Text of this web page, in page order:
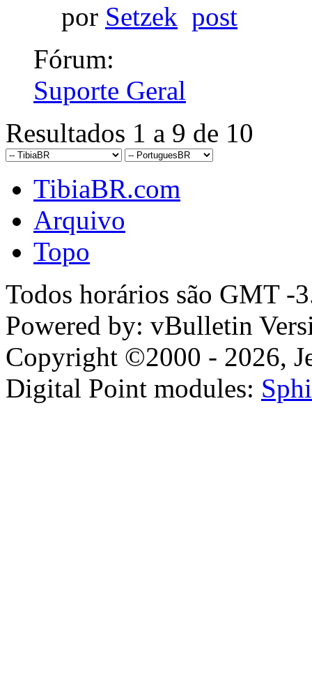
por Setzek
Fórum:
Suporte Geral
Resultados 1 a 9 de 10
TibiaBR.com
Arquivo
Topo
Todos horários são GMT -
Powered by: vBulletin
Copyright ©2000 - 2026,
Digital Point modules: